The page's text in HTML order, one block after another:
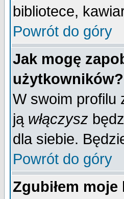
bibliotece,
Powrót do góry
Jak mogę
użytkowników?
W swoim
ją włączysz
dla siebie.
Powrót do góry
Zgubiłem moje